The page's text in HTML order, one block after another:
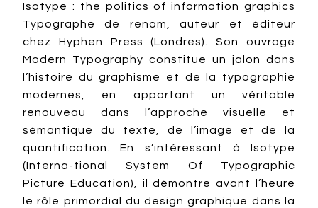
Isotype : the politics of information graphics
Typographe de renom, auteur et éditeur
chez Hyphen Press (Londres). Son ouvrage
Modern Typography constitue un jalon dans
l’histoire du graphisme et de la typographie
modernes, en apportant un véritable
renouveau dans l’approche visuelle et
sémantique du texte, de l’image et de la
quantification. En s’intéressant à Isotype
(Interna-tional System Of Typographic
Picture Education), il démontre avant l’heure
le rôle primordial du design graphique dans la